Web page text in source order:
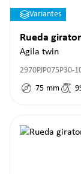
Variantes
Rueda
Agila twin
2970PJP075P30-
75 mm